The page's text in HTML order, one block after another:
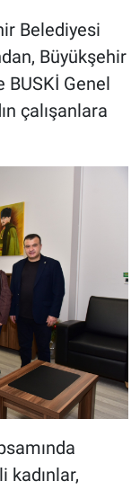
Belediyesi
Büyükşehir
BUSKİ Genel
çalışanlara
kadınlar,